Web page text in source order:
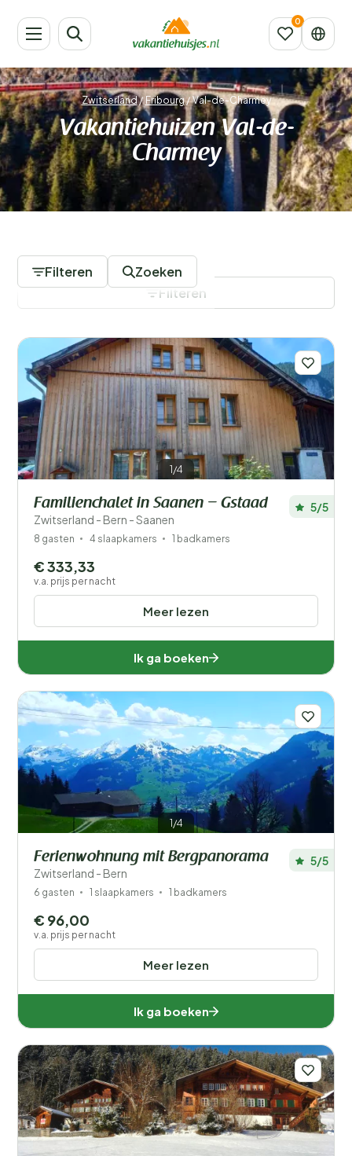
Zwitserland / Fribourg/Val-de-Charmey
Vakantiehuizen Val-de-
Charmey
Filteren Zoeken
Je vakantie
Kies reisdata en je gezelschap
Wanneer?
Afstand 1
Prijs
Type vakantiehuisje
Populaire filters
Mindervaliden
Wellness
Filters opslaan
Filteren
1/4
Familienchalet in Saanen – Gstaad
Zwitserland - Bern - Saanen
5/5
8 gasten 4 slaapkamers 1 badkamers
Meer lezen
€ 333,33
v.a. prijs per nacht
Ik ga boeken
1/4
Ferienwohnung mit Bergpanorama
Zwitserland - Bern
5/5
6 gasten 1 slaapkamers 1 badkamers
Meer lezen
€ 96,00
v.a. prijs per nacht
Ik ga boeken